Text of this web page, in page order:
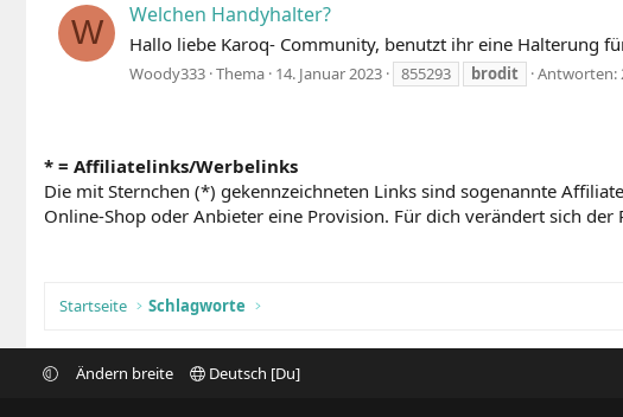
W Welchen Handyhalter?
Hallo liebe Karoq- Community, benutzt ihr eine Halterung
Woody333 Thema 14. Januar 2023 855293 brodit Antworten:
* = Affiliatelinks/Werbelinks
Die mit Sternchen (*) gekennzeichneten Links sind sogenannte
Online-Shop oder Anbieter eine Provision. Für dich verändert sich der
Startseite Schlagworte
Ändern breite Deutsch [Du]